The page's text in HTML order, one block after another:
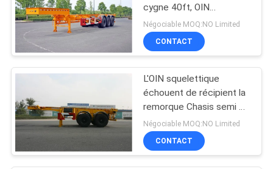
PLAN
DU
SITE
POLITIQUE
DE
CONFIDENTIALITÉ
cygne 40ft, OIN
échouent de récipients la
remorque semi
Négociable MOQ:NO Limited
CONTACT
L'OIN squelettique
échouent de récipient la
remorque Chasis semi 2
axes 20 pieds
Négociable MOQ:NO Limited
CONTACT